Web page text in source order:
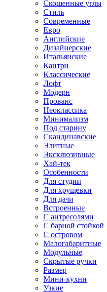
Скошенные углы
Стиль
Современные
Евро
Английские
Дизайнерские
Итальянские
Кантри
Классические
Лофт
Модерн
Прованс
Неоклассика
Минимализм
Под старину
Скандинавские
Элитные
Эксклюзивные
Хай-тек
Особенности
Для студии
Для хрущевки
Для дачи
Встроенные
С антресолями
С барной стойкой
С островом
Малогабаритные
Модульные
Скрытые ручки
Размер
Мини-кухни
Узкие